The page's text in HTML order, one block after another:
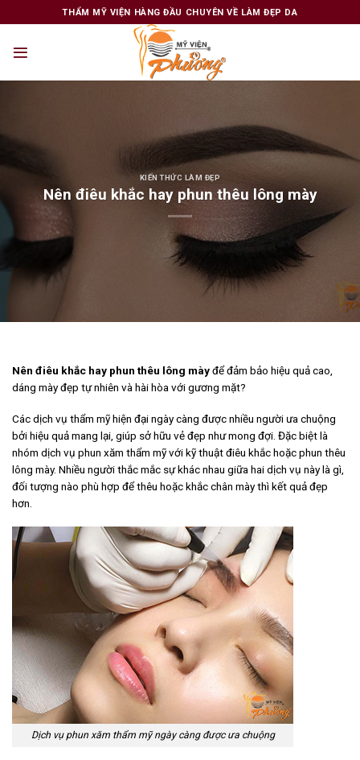
to
THẨM MỸ VIỆN HÀNG ĐẦU CHUYÊN VỀ LÀM ĐẸP DA
KIẾN THỨC LÀM ĐẸP
Nên điêu khắc hay phun thêu lông mày
Nên điêu khắc hay phun thêu lông màyđể đảm bảo hiệu quả cao,
dáng mày đẹp tự nhiên và hài hòa với gương mặt?
Các dịch vụ thẩm mỹ hiện đại ngày càng được nhiều người ưa chuộng
bởi hiệu quả mang lại, giúp sở hữu vẻ đẹp như mong đợi. Đặc biệt là
nhóm dịch vụ phun xăm thẩm mỹ với kỹ thuật điêu khắc hoặc phun thêu
lông mày. Nhiều người thắc mắc sự khác nhau giữa hai dịch vụ này là gì,
đối tượng nào phù hợp để thêu hoặc khắc chân mày thì kết quả đẹp
hơn.
Dịch vụ phun xăm thẩm mỹ ngày càng được ưa chuộng